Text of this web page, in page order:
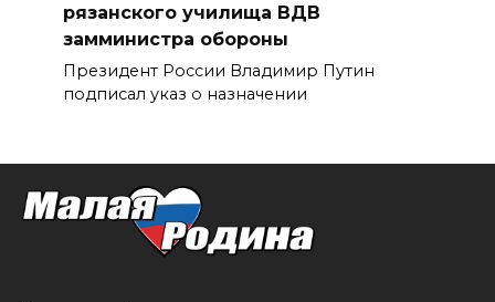
рязанского училища ВДВ
замминистра обороны
Президент России Владимир Путин
подписал указ о назначении